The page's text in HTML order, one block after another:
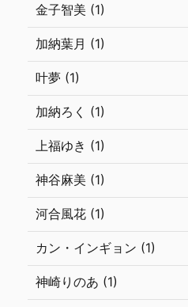
金子智美 (1)
加納葉月 (1)
叶夢 (1)
加納ろく (1)
上福ゆき (1)
神谷麻美 (1)
河合風花 (1)
カン・インギョン (1)
神崎りのあ (1)